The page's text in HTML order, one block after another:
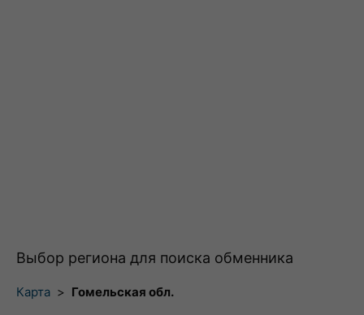
Выбор региона для поиска обменника
Карта > Гомельская обл.